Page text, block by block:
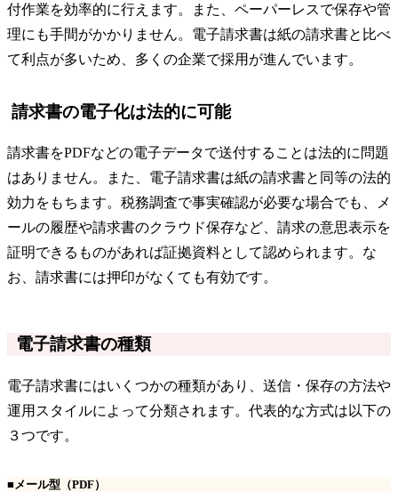
付作業を効率的に行えます。また、ペーパーレスで保存や管
理にも手間がかかりません。電子請求書は紙の請求書と比べ
て利点が多いため、多くの企業で採用が進んでいます。
請求書の電子化は法的に可能
請求書をPDFなどの電子データで送付することは法的に問題
はありません。また、電子請求書は紙の請求書と同等の法的
効力をもちます。税務調査で事実確認が必要な場合でも、メ
ールの履歴や請求書のクラウド保存など、請求の意思表示を
証明できるものがあれば証拠資料として認められます。な
お、請求書には押印がなくても有効です。
電子請求書の種類
電子請求書にはいくつかの種類があり、送信・保存の方法や
運用スタイルによって分類されます。代表的な方式は以下の
３つです。
■メール型（PDF）